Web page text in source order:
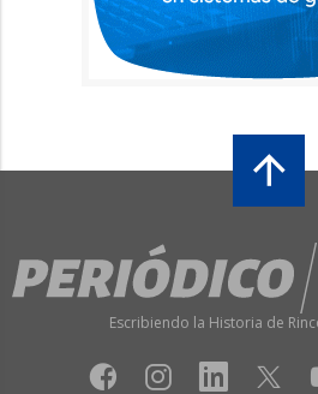
Escribiendo la Historia de